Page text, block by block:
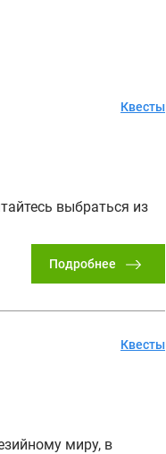
выбраться из
Квесты
Подробнее
миру, в
Квесты